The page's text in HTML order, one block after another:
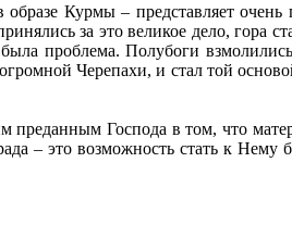
Курмы – представляет
за это великое дело, гора
проблема. Полубоги
Черепахи, и стал той
Господа в том, что
– это возможность стать к